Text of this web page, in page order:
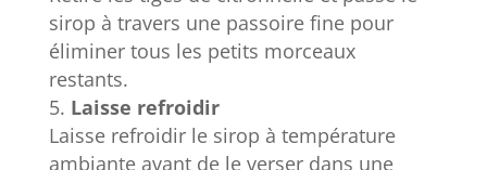
sirop à travers une passoire fine pour
éliminer tous les petits morceaux
restants.
Laisse refroidir
Laisse refroidir le sirop à température
ambiante avant de le verser dans une